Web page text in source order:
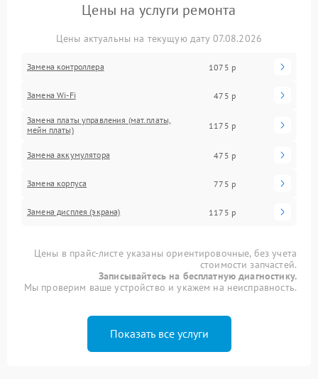
Цены на услуги ремонта
Цены актуальны на текущую дату 07.08.2026
Замена контроллера 1075 р
Замена Wi-Fi 475 р
Замена платы управления (мат.платы,
мейн платы)
1175 р
Замена аккумулятора 475 р
Замена корпуса 775 р
Замена дисплея (экрана) 1175 р
Цены в прайс-листе указаны ориентировочные, без учета
стоимости запчастей.
Записывайтесь на бесплатную диагностику.
Мы проверим ваше устройство и укажем на неисправность.
Показать все услуги